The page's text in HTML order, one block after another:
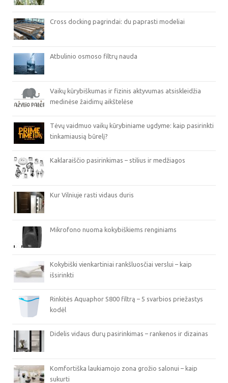
Cross docking pagrindai: du paprasti modeliai
Atbulinio osmoso filtrų nauda
Vaikų kūrybiškumas ir fizinis aktyvumas atsiskleidžia
medinėse žaidimų aikštelėse
Tėvų vaidmuo vaikų kūrybiniame ugdyme: kaip pasirinkti
tinkamiausią būrelį?
Kaklaraiščio pasirinkimas – stilius ir medžiagos
Kur Vilniuje rasti vidaus duris
Mikrofono nuoma kokybiškiems renginiams
Kokybiški vienkartiniai rankšluosčiai verslui – kaip
išsirinkti
Rinkitės Aquaphor S800 filtrą – 5 svarbios priežastys
kodėl
Didelis vidaus durų pasirinkimas – rankenos ir dizainas
Komfortiška laukiamojo zona grožio salonui – kaip
sukurti